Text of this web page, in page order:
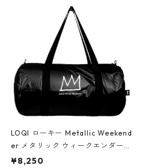
LOQI ローキー Metallic Weekend
er メタリック ウィークエンダー
ボストンバッグ ショルダーバッグ
¥8,250